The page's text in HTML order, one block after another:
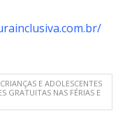
br/
E ADOLESCENTES
GRATUITAS NAS FÉRIAS E